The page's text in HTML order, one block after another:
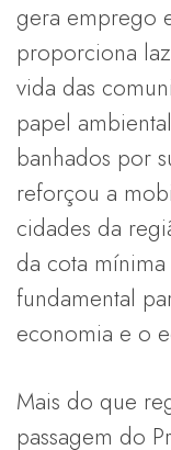
gera emprego
proporciona
vida das
papel
banhados por
reforçou a
cidades da
da cota
fundamental
economia e o
Mais do que
passagem do